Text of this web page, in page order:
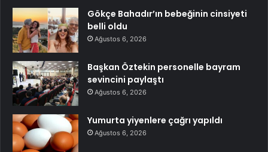
Gökçe Bahadır’ın bebeğinin cinsiyeti
belli oldu
Ağustos 6, 2026
Başkan Öztekin personelle bayram
sevincini paylaştı
Ağustos 6, 2026
Yumurta yiyenlere çağrı yapıldı
Ağustos 6, 2026